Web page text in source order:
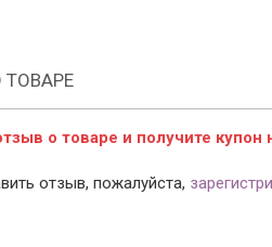
о товаре и получите купон
отзыв, пожалуйста,